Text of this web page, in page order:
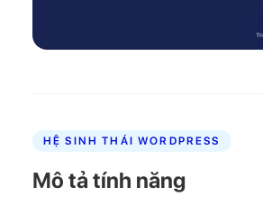
HỆ SINH THÁI WORDPRESS
Mô tả tính năng